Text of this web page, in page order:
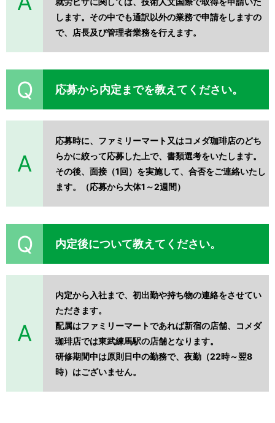
します。その中でも通訳以外の業務で申請をしますの
で、店長及び管理者業務を行えます。
応募から内定までを教えてください。
応募時に、ファミリーマート又はコメダ珈琲店のどち
らかに絞って応募した上で、書類選考をいたします。
その後、面接（1回）を実施して、合否をご連絡いたし
ます。（応募から大体1～2週間）
内定後について教えてください。
内定から入社まで、初出勤や持ち物の連絡をさせてい
ただきます。
配属はファミリーマートであれば新宿の店舗、コメダ
珈琲店では東武練馬駅の店舗となります。
研修期間中は原則日中の勤務で、夜勤（22時～翌8
時）はございません。